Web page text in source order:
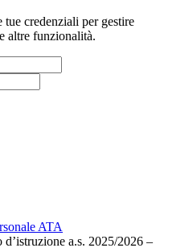
credenziali per gestire
altre funzionalità.
ATA
a.s. 2025/2026 –